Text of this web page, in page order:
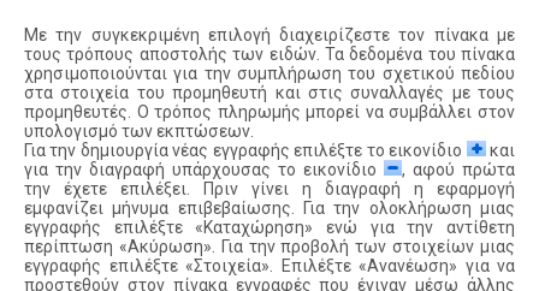
Με την συγκεκριμένη επιλογή διαχειρίζεστε τον πίνακα με
τους τρόπους αποστολής των ειδών. Τα δεδομένα του πίνακα
χρησιμοποιούνται για την συμπλήρωση του σχετικού πεδίου
στα στοιχεία του προμηθευτή και στις συναλλαγές με τους
προμηθευτές. Ο τρόπος πληρωμής μπορεί να συμβάλλει στον
υπολογισμό των εκπτώσεων.
Για την δημιουργία νέας εγγραφής επιλέξτε το εικονίδιο
και
για την διαγραφή υπάρχουσας το εικονίδιο
, αφού πρώτα
την έχετε επιλέξει. Πριν γίνει η διαγραφή η εφαρμογή
εμφανίζει μήνυμα επιβεβαίωσης. Για την ολοκλήρωση μιας
εγγραφής επιλέξτε «Καταχώρηση» ενώ για την αντίθετη
περίπτωση «Ακύρωση». Για την προβολή των στοιχείων μιας
εγγραφής επιλέξτε «Στοιχεία». Επιλέξτε «Ανανέωση» για να
προστεθούν στον πίνακα εγγραφές που έγιναν μέσω άλλης